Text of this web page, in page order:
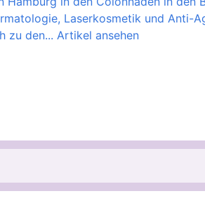
Laserkosmetik und Anti-
zu den... Artikel ansehen